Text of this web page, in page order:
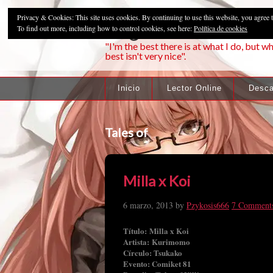
"I'm the best there is at what I do, but
best isn't very nice".
Inicio Lector Online
Tales of
Milla x Koi
6 marzo, 2013 by Pzykosis666 7
Título: Milla x Koi
Artista: Kurimomo
Círculo: Tsukako
Evento: Comiket 81
Privacy & Cookies: This site uses cookies. By continuing to use this website, you agree
To find out more, including how to control cookies, see here:Política de cookies